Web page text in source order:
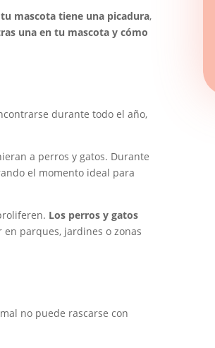
mascota tiene una picadura,
una en tu mascota y cómo
durante todo el año,
a perros y gatos. Durante
el momento ideal para
Los perros y gatos
en parques, jardines o zonas
no puede rascarse con